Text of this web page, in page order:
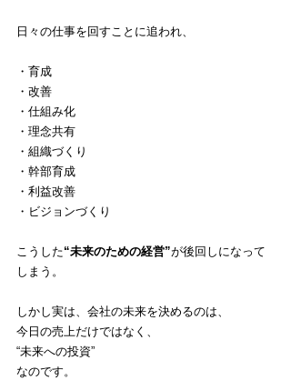
日々の仕事を回すことに追われ、
・育成
・改善
・仕組み化
・理念共有
・組織づくり
・幹部育成
・利益改善
・ビジョンづくり
こうした“未来のための経営”が後回しになって
しまう。
しかし実は、会社の未来を決めるのは、
今日の売上だけではなく、
“未来への投資”
なのです。